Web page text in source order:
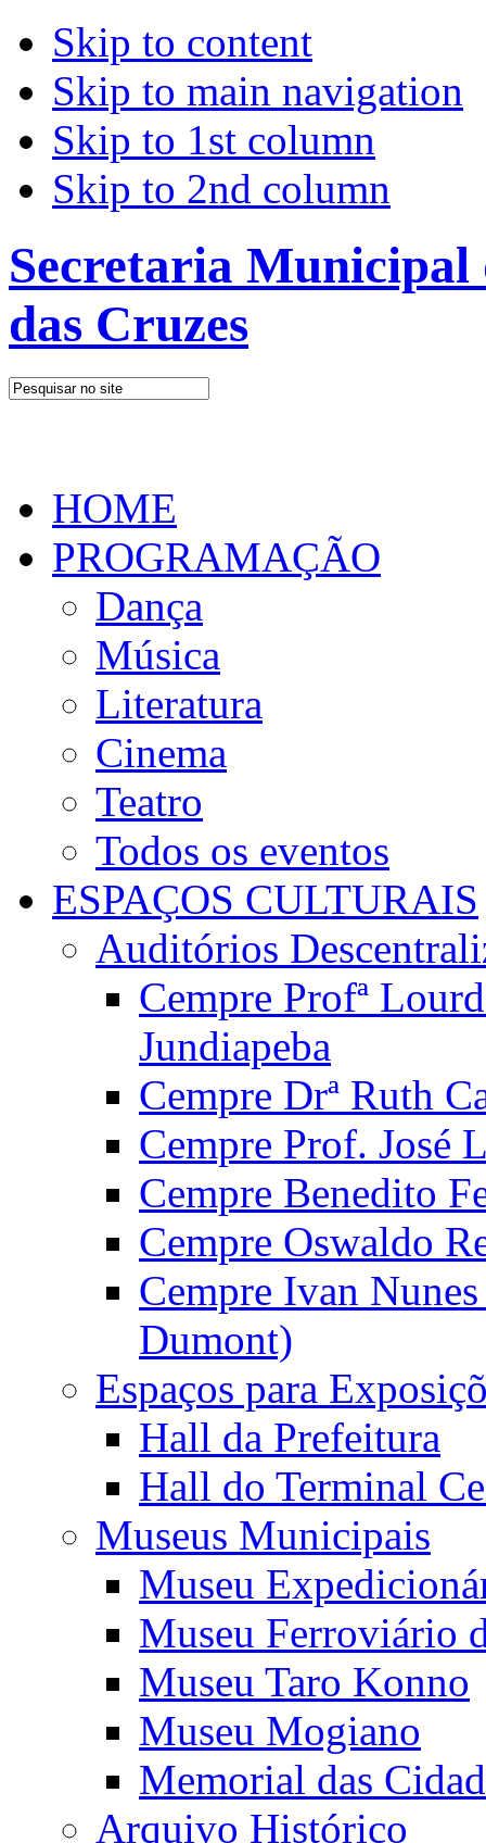
Skip to content
Skip to main navigation
Skip to 1st column
Skip to 2nd column
Secretaria
das Cruzes
HOME
PROGRAMAÇÃO
Dança
Música
Literatura
Cinema
Teatro
Todos os eventos
ESPAÇOS CULTURAIS
Auditórios
Cempre Profª
Jundiapeba
Cempre Drª Ruth
Cempre Prof. José
Cempre Benedito
Cempre Oswaldo
Cempre Ivan
Dumont)
Espaços para
Hall da Prefeitura
Hall do Terminal
Museus Municipais
Museu
Museu Ferroviário
Museu Taro Konno
Museu Mogiano
Memorial das
Arquivo Histórico